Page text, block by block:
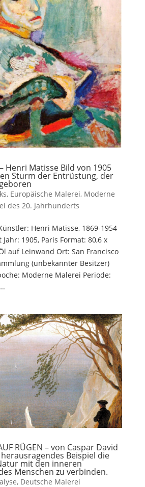
Henri Matisse Bild von 1905
Sturm der Entrüstung, der
, Europäische Malerei, Moderne
des 20. Jahrhunderts
Henri Matisse, 1869-1954
1905, Paris Format: 80,6 x
auf Leinwand Ort: San Francisco
(unbekannter Besitzer)
Moderne Malerei Periode:
RÜGEN – von Caspar David
Beispiel die
mit den inneren
Menschen zu verbinden.
, Deutsche Malerei